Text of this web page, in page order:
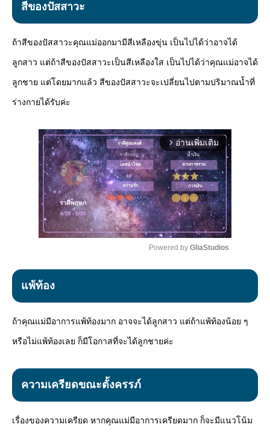
สีของปัสสาวะ
ถ้าสีของปัสสาวะคุณแม่ออกมามีสีเหลืองขุ่น เป็นไปได้ว่าอาจได้
ลูกสาว แต่ถ้าสีของปัสสาวะเป็นสีเหลืองใส เป็นไปได้ว่าคุณแม่อาจได้
ลูกชาย แต่โดยมากแล้ว สีของปัสสาวะจะเปลี่ยนไปตามปริมาณน้ำที่
ร่างกายได้รับค่ะ
arrow_forward_ios อ่านเพิ่มเติม
Mute
Powered by GliaStudios
แพ้ท้อง
ถ้าคุณแม่มีอาการแพ้ท้องมาก อาจจะได้ลูกสาว แต่ถ้าแพ้ท้องน้อย ๆ
หรือไม่แพ้ท้องเลย ก็มีโอกาสที่จะได้ลูกชายค่ะ
ความเครียดขณะตั้งครรภ์
เรื่องของความเครียด หากคุณแม่มีอาการเครียดมาก ก็จะมีแนวโน้ม